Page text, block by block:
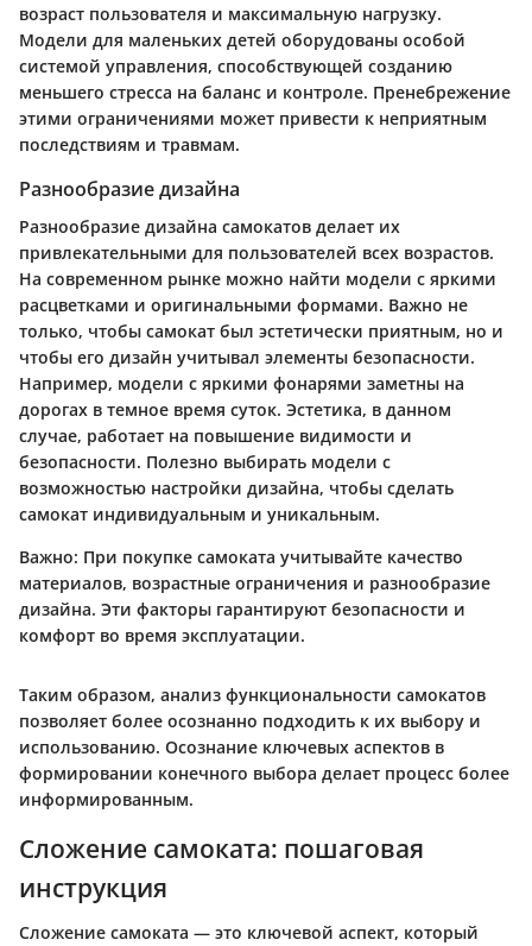
возраст пользователя и максимальную нагрузку.
Модели для маленьких детей оборудованы особой
системой управления, способствующей созданию
меньшего стресса на баланс и контроле. Пренебрежение
этими ограничениями может привести к неприятным
последствиям и травмам.
Разнообразие дизайна
Разнообразие дизайна самокатов делает их
привлекательными для пользователей всех возрастов.
На современном рынке можно найти модели с яркими
расцветками и оригинальными формами. Важно не
только, чтобы самокат был эстетически приятным, но и
чтобы его дизайн учитывал элементы безопасности.
Например, модели с яркими фонарями заметны на
дорогах в темное время суток. Эстетика, в данном
случае, работает на повышение видимости и
безопасности. Полезно выбирать модели с
возможностью настройки дизайна, чтобы сделать
самокат индивидуальным и уникальным.
Важно: При покупке самоката учитывайте качество
материалов, возрастные ограничения и разнообразие
дизайна. Эти факторы гарантируют безопасности и
комфорт во время эксплуатации.
Таким образом, анализ функциональности самокатов
позволяет более осознанно подходить к их выбору и
использованию. Осознание ключевых аспектов в
формировании конечного выбора делает процесс более
информированным.
Сложение самоката: пошаговая
инструкция
Сложение самоката — это ключевой аспект, который